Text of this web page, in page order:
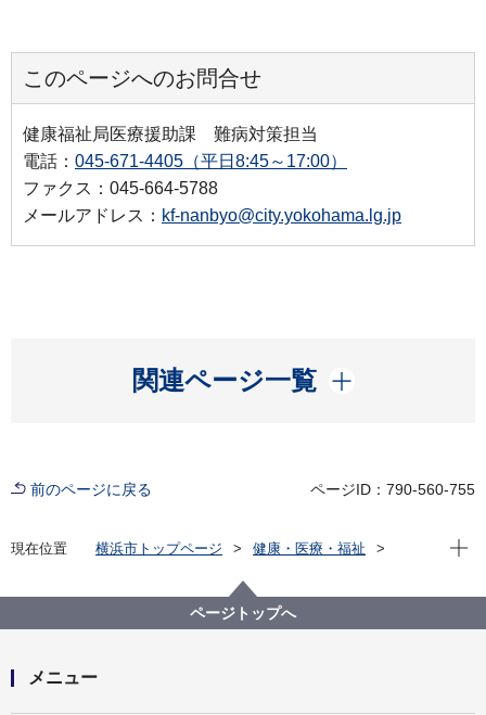
このページへのお問合せ
健康福祉局医療援助課 難病対策担当
電話： 045-671-4405（平日8:45～17:00）
ファクス：045-664-5788
メールアドレス： kf-nanbyo@city.yokohama.lg.jp
関連ページ一覧
開く
前のページに戻る ページID：790-560-755
現在位置 横浜市トップページ
健康・医療・福祉
特定医療費（指定難病）助成制度
横浜市医療機関オンライン化支援事業補助金（指定難
病）
現在
ページトップへ
メニュー